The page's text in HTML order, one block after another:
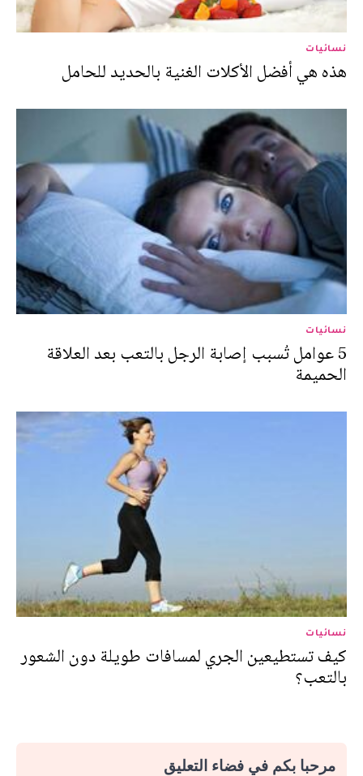
نسائيات
هذه هي أفضل الأكلات الغنية بالحديد للحامل
نسائيات
5 عوامل تُسبب إصابة الرجل بالتعب بعد العلاقة
الحميمة
نسائيات
كيف تستطيعين الجري لمسافات طويلة دون الشعور
بالتعب؟
مرحبا بكم في فضاء التعليق